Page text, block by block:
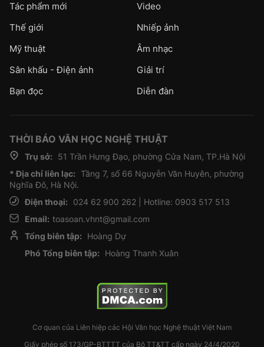
Tác phẩm mới
Video
Thế giới
Nhiếp ảnh
Mỹ thuật
Âm nhạc
Sân khấu - Điện ảnh
Giải trí
Bạn đọc
Diễn đàn
THỜI BÁO VĂN HỌC NGHỆ THUẬT
Trụ sở:
51 Trần Hưng Đạo, phường Cửa Nam, TP.Hà Nội
* Địa chỉ liên lạc: Tầng 7, số 66 Nguyễn Văn Huyên, phường
Nghĩa Đô, Hà Nội.
Điện thoại:
024 62 900 262 | Hotline: 0903 517 513
Email: toasoan.vhnt@gmail.com
Tổng biên tập:
Hoàng Dự
Phó Tổng biên tập:
Hoàng Thanh Xuân
Cơ quan của Liên hiệp các Hội Văn học Nghệ thuật Việt Nam
Giấy phép số 173/GP-BTTTT của Bộ TT&TT cấp ngày 24/4/2020